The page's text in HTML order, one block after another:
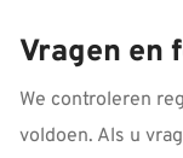
Vragen en
We controleren
voldoen. Als u